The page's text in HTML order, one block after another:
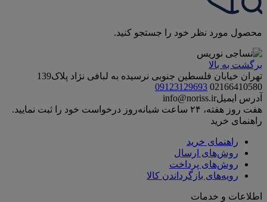
محصول مورد نظر خود را جستجو کنید.
برگشت به بالا
تهران خیابان فلسطین جنوبی نرسیده به لبافی نژاد پلاک139
02166410580
09123129693
آدرس ایمیلinfo@noriss.ir
هفت روز هفته، ۲۴ ساعت شبانه‌روز درخواست خود را ثبت نمایید.
راهنمای خرید
راهنمای خرید
روش‌های ارسال
روش‌های پرداخت
رویه‌های بازگرداندن کالا
اطلاعات و خدمات